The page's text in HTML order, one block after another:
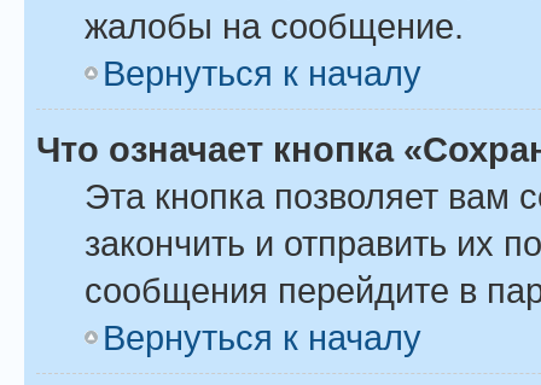
жалобы на сообщение.
Вернуться к началу
Что означает кнопка
Эта кнопка позволяет вам
закончить и отправить их
сообщения перейдите в
Вернуться к началу